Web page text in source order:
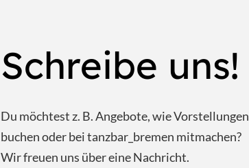
Schreibe uns!
Du möchtest z. B. Angebote, wie Vorstellungen
buchen oder bei tanzbar_bremen mitmachen?
Wir freuen uns über eine Nachricht.